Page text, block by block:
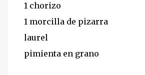
1 chorizo
1 morcilla de pizarra
laurel
pimienta en grano